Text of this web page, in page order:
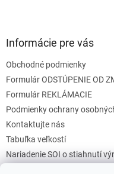
Informácie pre vás
Obchodné podmienky
Formulár ODSTÚPENIE OD
Formulár REKLÁMACIE
Podmienky ochrany
Kontaktujte nás
Tabuľka veľkostí
Nariadenie SOI o stiahnutí